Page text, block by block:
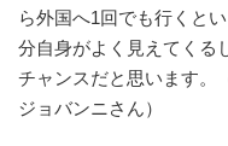
ら外国へ1回でも行くと
分自身がよく見えてくる
チャンスだと思います
ジョバンニさん）